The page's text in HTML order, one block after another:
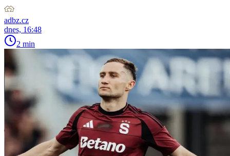
adbz.cz
dnes, 16:48
2 min